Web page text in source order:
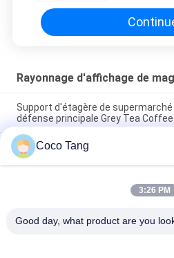
Rayonnage d'affichage de
Support d'étagère de
défense principale Grey Tea
Les grandes statues font des
visuels d'exposition de
FRP d'affichage
Assez forts présentoirs/supports
Coco Tang
3:26 PM
Good day, what product are you